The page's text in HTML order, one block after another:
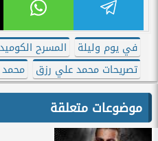
في يوم وليلة
المسرح
تصريحات محمد علي رزق
موضوعات متعلقة